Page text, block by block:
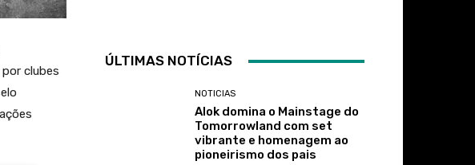
clubes
ÚLTIMAS NOTÍCIAS
NOTICIAS
Alok domina o Mainstage do
Tomorrowland com set
vibrante e homenagem ao
pioneirismo dos pais